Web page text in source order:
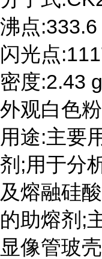
沸点:333.6
闪光点
密度:2.43
外观白色
用途:主要
剂;用于分
及熔融硅
的助熔剂;
显像管玻